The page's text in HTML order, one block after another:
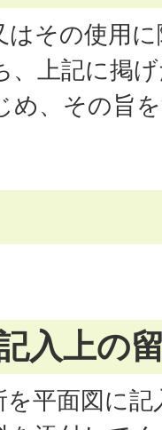
はその使用
、上記に掲
め、その旨
入上の
平面図に